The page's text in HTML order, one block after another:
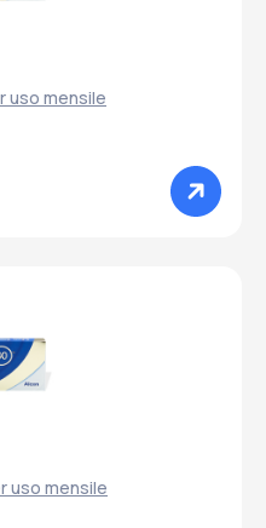
uso mensile
uso mensile